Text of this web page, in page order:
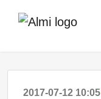
2017-07-12 10:05